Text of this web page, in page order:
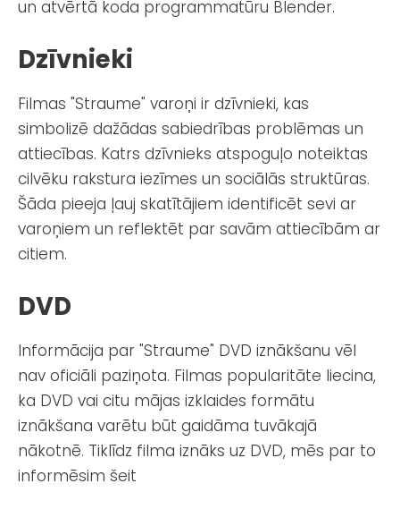
un atvērtā koda programmatūru Blender.
Dzīvnieki
Filmas "Straume" varoņi ir dzīvnieki, kas
simbolizē dažādas sabiedrības problēmas un
attiecības. Katrs dzīvnieks atspoguļo noteiktas
cilvēku rakstura iezīmes un sociālās struktūras.
Šāda pieeja ļauj skatītājiem identificēt sevi ar
varoņiem un reflektēt par savām attiecībām ar
citiem.
DVD
Informācija par "Straume" DVD iznākšanu vēl
nav oficiāli paziņota. Filmas popularitāte liecina,
ka DVD vai citu mājas izklaides formātu
iznākšana varētu būt gaidāma tuvākajā
nākotnē. Tiklīdz filma iznāks uz DVD, mēs par to
informēsim šeit